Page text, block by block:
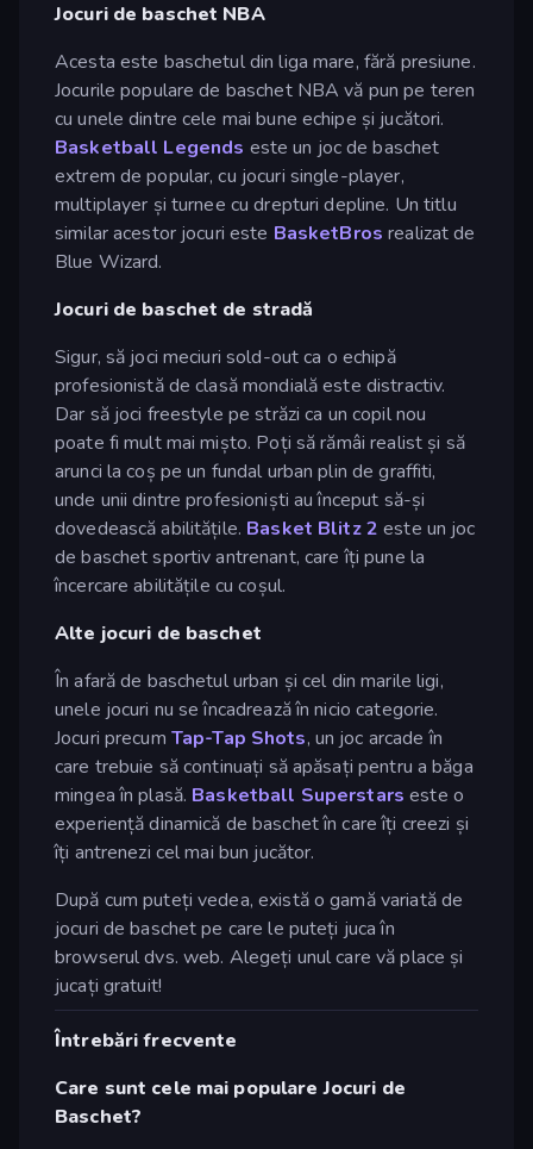
Jocuri de baschet NBA
Acesta este baschetul din liga mare, fără presiune.
Jocurile populare de baschet NBA vă pun pe teren
cu unele dintre cele mai bune echipe și jucători.
Basketball Legends este un joc de baschet
extrem de popular, cu jocuri single-player,
multiplayer și turnee cu drepturi depline. Un titlu
similar acestor jocuri este BasketBros realizat de
Blue Wizard.
Jocuri de baschet de stradă
Sigur, să joci meciuri sold-out ca o echipă
profesionistă de clasă mondială este distractiv.
Dar să joci freestyle pe străzi ca un copil nou
poate fi mult mai mișto. Poți să rămâi realist și să
arunci la coș pe un fundal urban plin de graffiti,
unde unii dintre profesioniști au început să-și
dovedească abilitățile. Basket Blitz 2 este un joc
de baschet sportiv antrenant, care îți pune la
încercare abilitățile cu coșul.
Alte jocuri de baschet
În afară de baschetul urban și cel din marile ligi,
unele jocuri nu se încadrează în nicio categorie.
Jocuri precum Tap-Tap Shots, un joc arcade în
care trebuie să continuați să apăsați pentru a băga
mingea în plasă. Basketball Superstarseste o
experiență dinamică de baschet în care îți creezi și
îți antrenezi cel mai bun jucător.
După cum puteți vedea, există o gamă variată de
jocuri de baschet pe care le puteți juca în
browserul dvs. web. Alegeți unul care vă place și
jucați gratuit!
Întrebări frecvente
Care sunt cele mai populare Jocuri de
Baschet?